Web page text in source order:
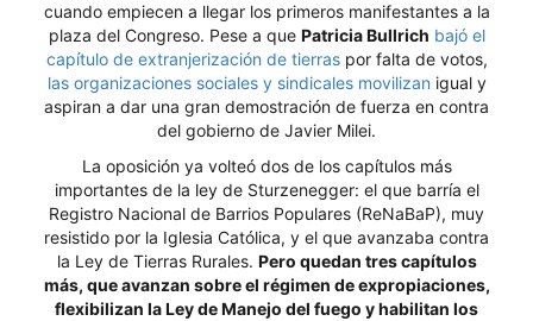
cuando empiecen a llegar los primeros manifestantes a la
plaza del Congreso. Pese a que Patricia Bullrich bajó el
capítulo de extranjerización de tierraspor falta de votos,
las organizaciones sociales y sindicales movilizan igual y
aspiran a dar una gran demostración de fuerza en contra
del gobierno de Javier Milei.
La oposición ya volteó dos de los capítulos más
importantes de la ley de Sturzenegger: el que barría el
Registro Nacional de Barrios Populares (ReNaBaP), muy
resistido por la Iglesia Católica, y el que avanzaba contra
la Ley de Tierras Rurales. Pero quedan tres capítulos
más, que avanzan sobre el régimen de expropiaciones,
flexibilizan la Ley de Manejo del fuego y habilitan los